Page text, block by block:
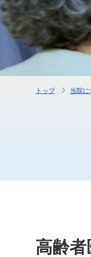
高齢
トップ 当院に